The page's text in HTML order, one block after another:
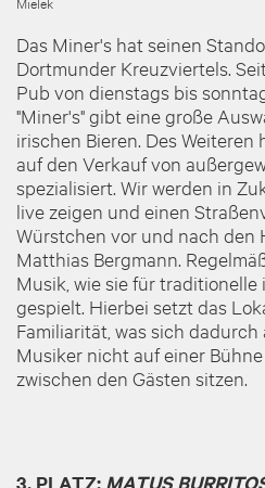
Das Miner's hat seinen
Dortmunder Kreuzviertels.
Pub von dienstags bis
"Miner's" gibt eine große
irischen Bieren. Des
auf den Verkauf von
spezialisiert. Wir werden in
live zeigen und einen
Würstchen vor und nach den
Matthias Bergmann.
Musik, wie sie für traditionelle
gespielt. Hierbei setzt das
Familiarität, was sich
Musiker nicht auf einer
zwischen den Gästen sitzen.